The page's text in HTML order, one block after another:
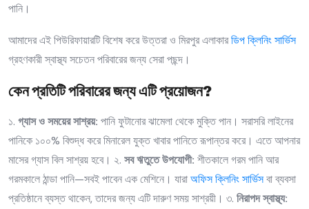
পানি।
আমাদের এই পিউরিফায়ারটি বিশেষ করে উত্তরা ও মিরপুর এলাকারডিপ ক্লিনিং সার্ভিস
গ্রহণকারী স্বাস্থ্য সচেতন পরিবারের জন্য সেরা পছন্দ।
কেন প্রতিটি পরিবারের জন্য এটি প্রয়োজন?
১. গ্যাস ও সময়ের সাশ্রয়: পানি ফুটানোর ঝামেলা থেকে মুক্তি পান। সরাসরি লাইনের
পানিকে ১০০% বিশুদ্ধ করে মিনারেল যুক্ত খাবার পানিতে রূপান্তর করে। এতে আপনার
মাসের গ্যাস বিল সাশ্রয় হবে। ২. সব ঋতুতে উপযোগী: শীতকালে গরম পানি আর
গরমকালে ঠান্ডা পানি—সবই পাবেন এক মেশিনে। যারাঅফিস ক্লিনিং সার্ভিসবা ব্যবসা
প্রতিষ্ঠানে ব্যস্ত থাকেন, তাদের জন্য এটি দারুণ সময় সাশ্রয়ী। ৩. নিরাপদ স্বাস্থ্য: